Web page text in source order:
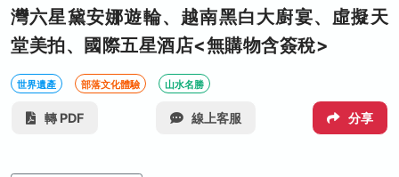
灣六星黛安娜遊輪、越南黑白大廚宴、虛擬天
堂美拍、國際五星酒店<無購物含簽稅>
世界遺產 部落文化體驗 山水名勝
轉 PDF 線上客服 分享